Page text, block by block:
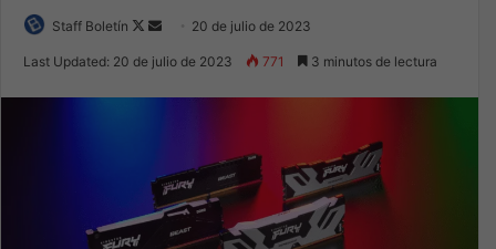
Staff Boletín
Follow
Send 20 de julio de 2023
Last Updated: 20 de julio de 2023 771 3 minutos de lectura